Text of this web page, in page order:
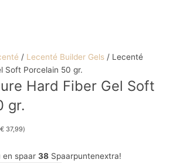
/ Lecenté Builder Gels / Lecenté
Soft Porcelain 50 gr.
Hard Fiber Gel Soft
gr.
€ 37,99)
en spaar 38 Spaarpuntenextra!